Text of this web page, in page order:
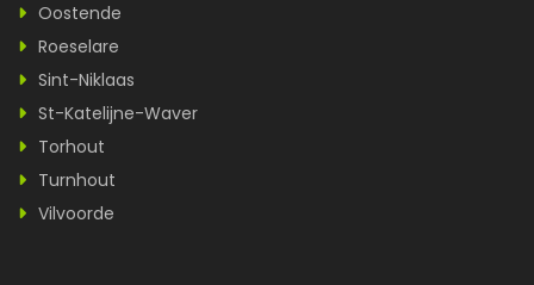
Oostende
Roeselare
Sint-Niklaas
St-Katelijne-Waver
Torhout
Turnhout
Vilvoorde